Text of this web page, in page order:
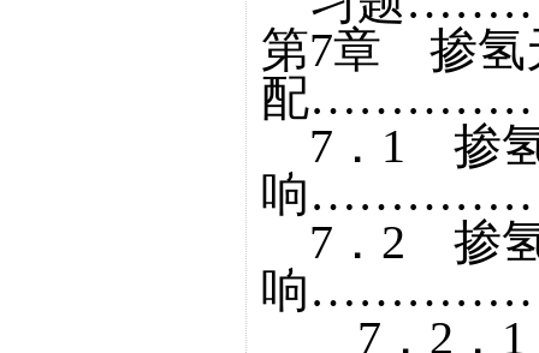
第7章 掺氢
配
7．1 掺氢
响
7．2 掺氢
响
7．2．1